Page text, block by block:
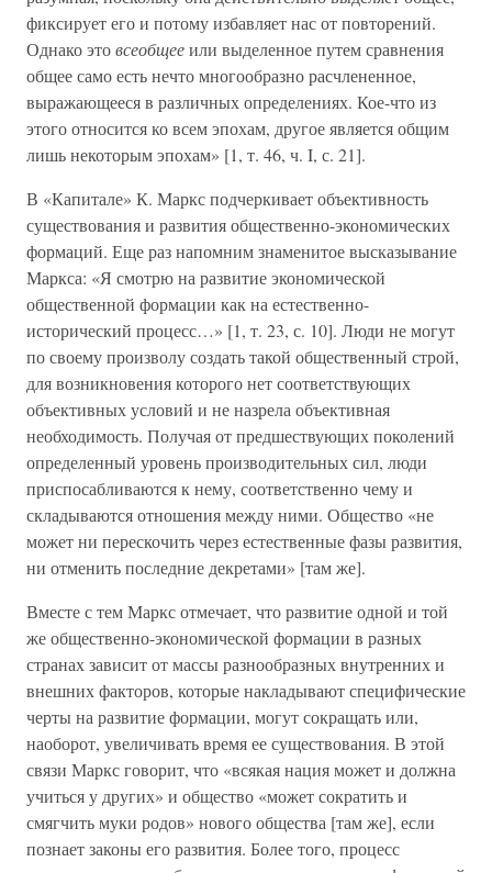
фиксирует его и потому избавляет нас от повторений.
Однако этовсеобщееили выделенное путем сравнения
общее само есть нечто многообразно расчлененное,
выражающееся в различных определениях. Кое-что из
этого относится ко всем эпохам, другое является общим
лишь некоторым эпохам» [1, т. 46, ч. I, с. 21].
В «Капитале» К. Маркс подчеркивает объективность
существования и развития общественно-экономических
формаций. Еще раз напомним знаменитое высказывание
Маркса: «Я смотрю на развитие экономической
общественной формации как на естественно-
исторический процесс…» [1, т. 23, с. 10]. Люди не могут
по своему произволу создать такой общественный строй,
для возникновения которого нет соответствующих
объективных условий и не назрела объективная
необходимость. Получая от предшествующих поколений
определенный уровень производительных сил, люди
приспосабливаются к нему, соответственно чему и
складываются отношения между ними. Общество «не
может ни перескочить через естественные фазы развития,
ни отменить последние декретами» [там же].
Вместе с тем Маркс отмечает, что развитие одной и той
же общественно-экономической формации в разных
странах зависит от массы разнообразных внутренних и
внешних факторов, которые накладывают специфические
черты на развитие формации, могут сокращать или,
наоборот, увеличивать время ее существования. В этой
связи Маркс говорит, что «всякая нация может и должна
учиться у других» и общество «может сократить и
смягчить муки родов» нового общества [там же], если
познает законы его развития. Более того, процесс